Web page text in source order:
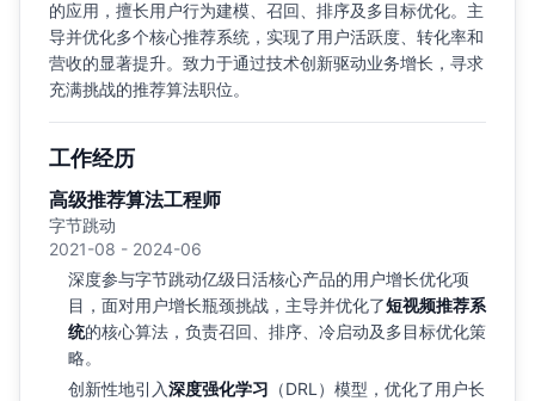
的应用，擅长用户行为建模、召回、排序及多目标优化。主
导并优化多个核心推荐系统，实现了用户活跃度、转化率和
营收的显著提升。致力于通过技术创新驱动业务增长，寻求
充满挑战的推荐算法职位。
工作经历
高级推荐算法工程师
字节跳动
2021-08 - 2024-06
深度参与字节跳动亿级日活核心产品的用户增长优化项
目，面对用户增长瓶颈挑战，主导并优化了短视频推荐系
统的核心算法，负责召回、排序、冷启动及多目标优化策
略。
创新性地引入深度强化学习 （DRL）模型，优化了用户长